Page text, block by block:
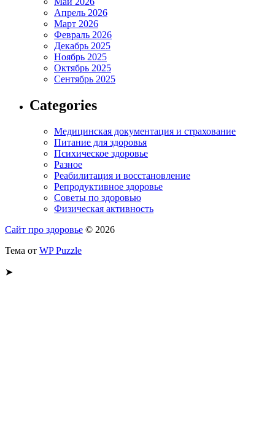
Апрель 2026
Март 2026
Февраль 2026
Декабрь 2025
Ноябрь 2025
Октябрь 2025
Сентябрь 2025
Categories
Медицинская документация и страхование
Питание для здоровья
Психическое здоровье
Разное
Реабилитация и восстановление
Репродуктивное здоровье
Советы по здоровью
Физическая активность
Сайт про здоровье © 2026
Тема от WP Puzzle
➤